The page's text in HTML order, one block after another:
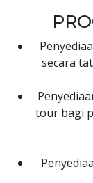
secara
tour bagi